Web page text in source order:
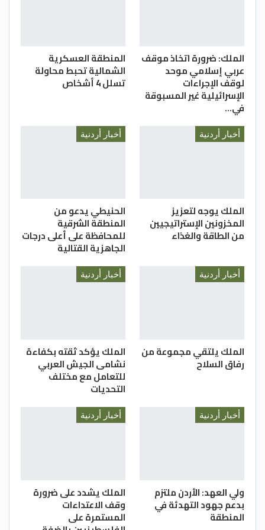
الدستور
الملك: ضرورة اتخاذ موقف
عربي إسلامي موحد
لوقف الإجراءات
الإسرائيلية غير المسبوقة
في…
المنطقة العسكرية
الشمالية تحبط محاولة
تسلل 4 أشخاص
أخبار أردنية
الملك يوجه لتعزيز
المخزونين الإستراتيجيين
من الطاقة والغذاء
أخبار أردنية
الحنيطي يدعو من
المنطقة الشرقية
للمحافظة على أعلى درجات
الجاهزية القتالية
أخبار أردنية
الملك يلتقي مجموعة من
رفاق السلاح
أخبار أردنية
الملك يؤكد ثقته بكفاءة
نشامى الجيش العربي
للتعامل مع مختلف
التحديات
أخبار أردنية
ولي العهد: الأردن ملتزم
بدعم جهود التهدئة في
المنطقة
أخبار أردنية
الملك يشدد على ضرورة
وقف الاعتداءات
المستمرة على